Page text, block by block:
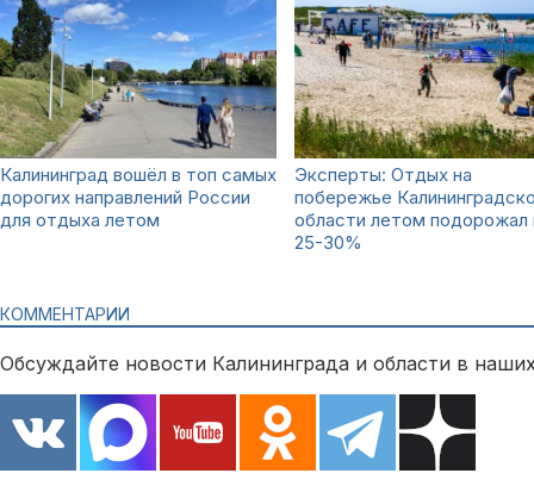
Калининград вошёл в топ самых
дорогих направлений России
для отдыха летом
Эксперты: Отдых на
побережье
области летом подорожал
25-30%
КОММЕНТАРИИ
Обсуждайте новости Калининграда и области в